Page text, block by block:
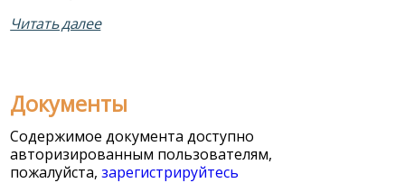
Читать далее
Документы
Содержимое документа доступно
авторизированным пользователям,
пожалуйста,зарегистрируйтесь